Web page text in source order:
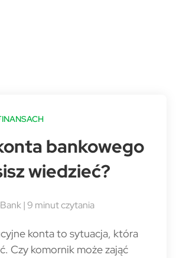
bankowego
wiedzieć?
| 9 minut czytania
konta to sytuacja, która
Czy komornik może zająć